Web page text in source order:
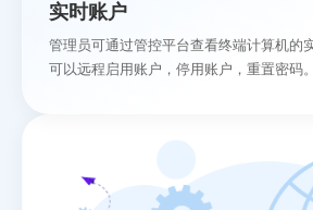
实时账户
管理员可通过管控平台查看终端计算机的
可以远程启用账户，停用账户，重置密码。